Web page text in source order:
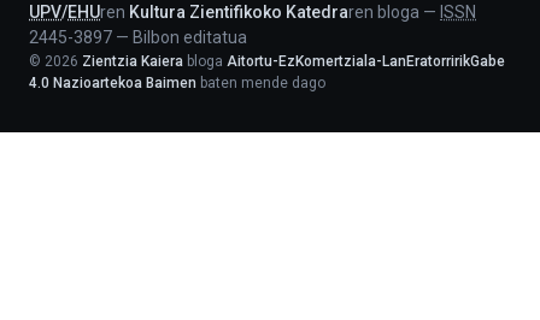
UPV/EHUren Kultura Zientifikoko Katedraren bloga — ISSN
2445-3897 — Bilbon editatua
© 2026 Zientzia Kaiera bloga Aitortu-EzKomertziala-LanEratorririkGabe
4.0 Nazioartekoa Baimen baten mende dago